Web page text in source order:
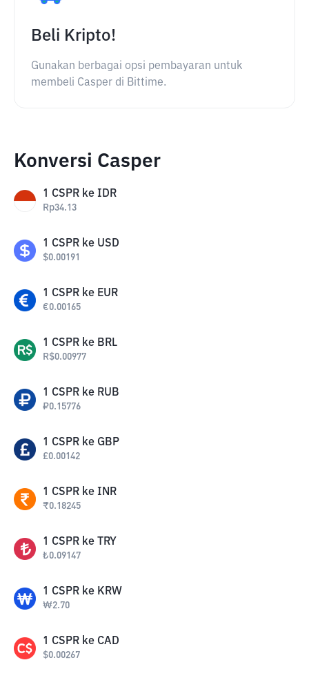
Beli Kripto!
Gunakan berbagai opsi pembayaran untuk
membeli Casper di Bittime.
Konversi Casper
1 CSPR ke IDR
Rp34.13
1 CSPR ke USD
$0.00191
1 CSPR ke EUR
€0.00165
1 CSPR ke BRL
R$0.00977
1 CSPR ke RUB
₽0.15776
1 CSPR ke GBP
£0.00142
1 CSPR ke INR
₹0.18245
1 CSPR ke TRY
₺0.09147
1 CSPR ke KRW
₩2.70
1 CSPR ke CAD
$0.00267